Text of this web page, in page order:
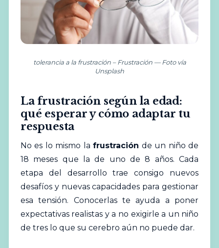
tolerancia a la frustración – Frustración — Foto vía
Unsplash
La frustración según la edad:
qué esperar y cómo adaptar tu
respuesta
No es lo mismo lafrustración de un niño de
18 meses que la de uno de 8 años. Cada
etapa del desarrollo trae consigo nuevos
desafíos y nuevas capacidades para gestionar
esa tensión. Conocerlas te ayuda a poner
expectativas realistas y a no exigirle a un niño
de tres lo que su cerebro aún no puede dar.